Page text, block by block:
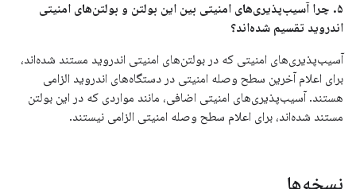
۵. چرا آسیب‌پذیری‌های امنیتی بین این بولتن و بولتن‌های امنیتی
اندروید تقسیم شده‌اند؟
آسیب‌پذیری‌های امنیتی که در بولتن‌های امنیتی اندروید مستند شده‌اند،
برای اعلام آخرین سطح وصله امنیتی در دستگاه‌های اندروید الزامی
هستند. آسیب‌پذیری‌های امنیتی اضافی، مانند مواردی که در این بولتن
مستند شده‌اند، برای اعلام سطح وصله امنیتی الزامی نیستند.
نسخه‌ها